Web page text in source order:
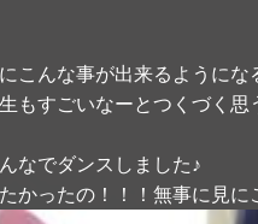
こんな事が出来るようにな
もすごいなーとつくづく
なでダンスしました♪
かったの！！！無事に見